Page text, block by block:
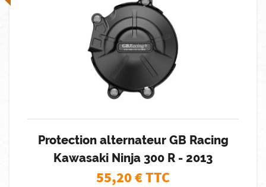
Protection alternateur GB Racing
Kawasaki Ninja 300 R - 2013
55,20€ TTC